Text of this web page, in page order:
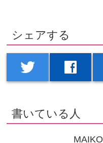
シェアする
twitter facebook
書いている人
MAIKO